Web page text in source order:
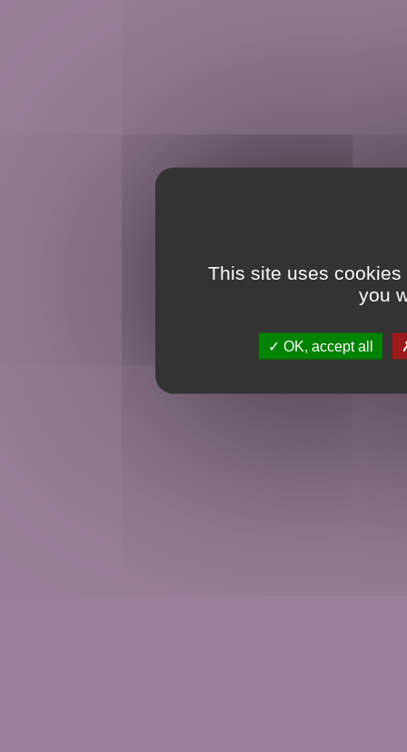
This site uses
you
OK, accept all